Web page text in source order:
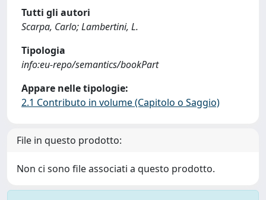
Tutti gli autori
Scarpa, Carlo; Lambertini, L.
Tipologia
info:eu-repo/semantics/bookPart
Appare nelle tipologie:
2.1 Contributo in volume (Capitolo o Saggio)
File in questo prodotto:
Non ci sono file associati a questo prodotto.